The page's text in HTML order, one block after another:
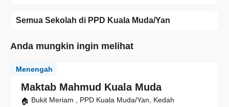
Semua Sekolah di PPD Kuala Muda/Yan
Anda mungkin ingin melihat
Maktab Mahmud Kuala Muda
Menengah
Bukit Meriam , PPD Kuala Muda/Yan, Kedah